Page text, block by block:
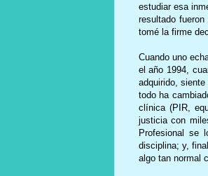
estudiar esa
resultado
tomé la firme
Cuando uno
el año 1994,
adquirido,
todo ha
clínica (PIR,
justicia con
Profesional se
disciplina; y,
algo tan normal